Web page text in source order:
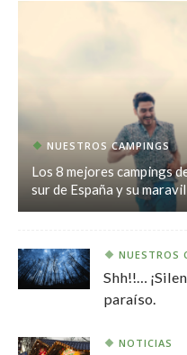
NUESTROS CAMPINGS
Los 8 mejores campings
sur de España y su
NUESTROS
Shh!!…
paraíso.
NOTICIAS